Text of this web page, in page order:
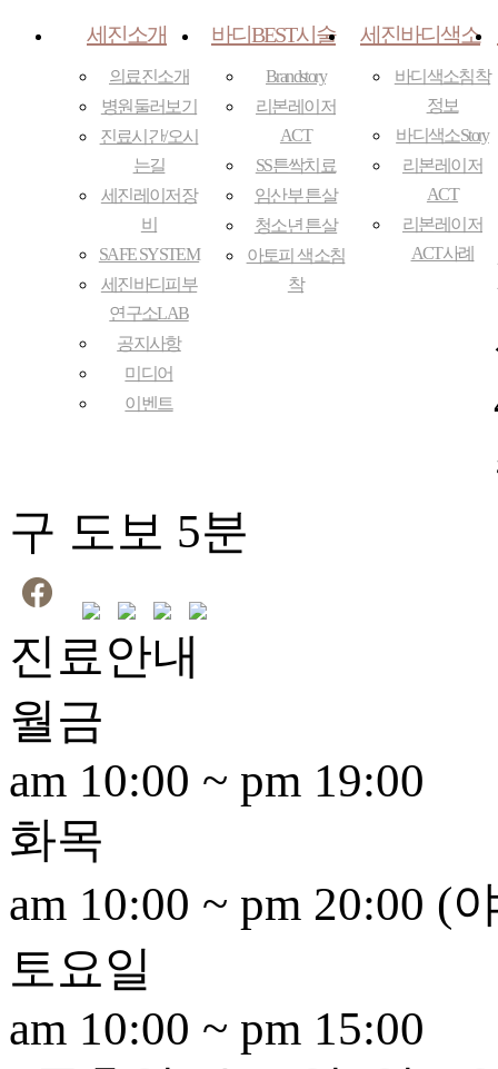
세진소개
의료진소개
병원둘러보기
진료시간/오시
는길
세진레이저장
비
SAFE SYSTEM
세진바디피부
연구소LAB
공지사항
미디어
이벤트
바디BEST시술
Brandstory
리본레이저
ACT
SS튼싹치료
임산부 튼살
청소년 튼살
아토피 색소침
착
세진바디색소
바디색소침착
정보
바디색소Story
리본레이저
ACT
리본레이저
ACT사례
구 도보 5분
진료안내
월금
am 10:00 ~ pm 19:00
화목
am 10:00 ~ pm 20:00 (
토 요 일
am 10:00 ~ pm 15:00